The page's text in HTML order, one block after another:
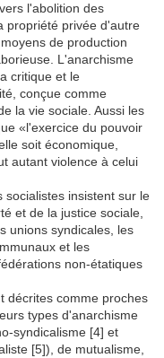
l'abolition des
propriété privée d'autre
de production
L'anarchisme
critique et le
conçue comme
la vie sociale. Aussi les
«l'exercice du pouvoir
soit économique,
autant violence à celui
socialistes insistent sur le
et de la justice sociale,
unions syndicales, les
et les
non-étatiques
décrites comme proches
types d'anarchisme
syndicalisme [4] et
[5]), de mutualisme,